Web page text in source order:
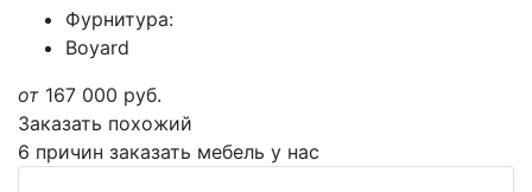
Фурнитура:
Boyard
от 167 000 руб.
Заказать похожий
6 причин заказать мебель у нас